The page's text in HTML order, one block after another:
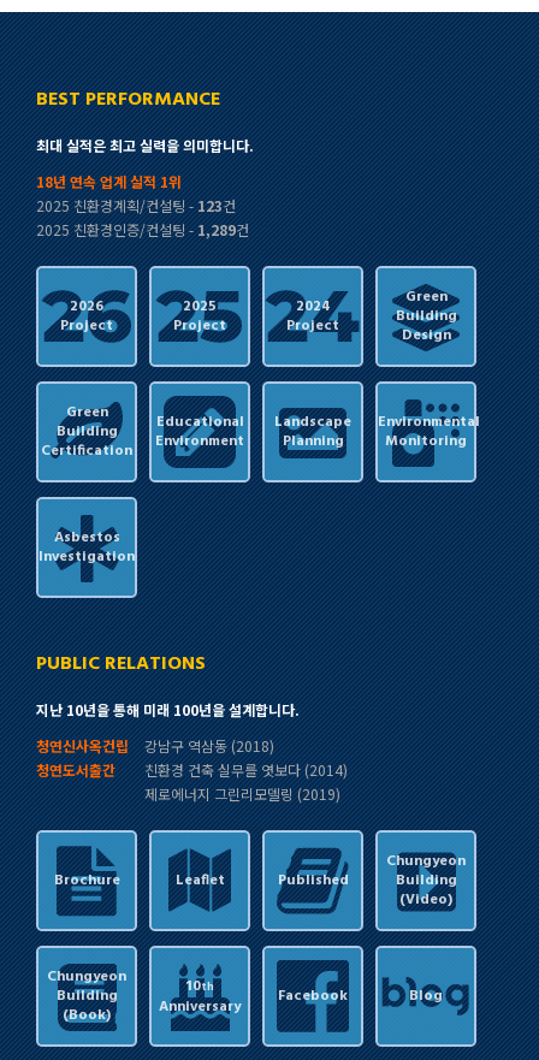
BEST PERFORMANCE
최대 실적은 최고 실력을 의미합니다.
18년 연속 업계 실적 1위
2025 친환경계획/컨설팅 -123건
2025 친환경인증/컨설팅 -1,289건
2026
Project
2025
Project
2024
Project
Green
Building
Design
Green
Building
Certification
Educational
Environment
Landscape
Planning
Environmental
Monitoring
Asbestos
Investigation
PUBLIC RELATIONS
지난 10년을 통해 미래 100년을 설계합니다.
청연신사옥건립
강남구 역삼동 (2018)
청연도서출간
친환경 건축 실무를 엿보다 (2014)
제로에너지 그린리모델링 (2019)
Brochure Leaflet Published
Chungyeon
Building
(Video)
Chungyeon
Building
(Book)
10th
Anniversary Facebook Blog